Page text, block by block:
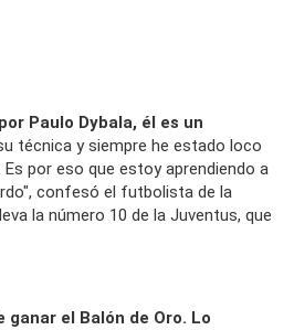
Paulo Dybala, él es un
técnica y siempre he estado loco
por eso que estoy aprendiendo a
confesó el futbolista de la
la número 10 de la Juventus, que
ganar el Balón de Oro. Lo